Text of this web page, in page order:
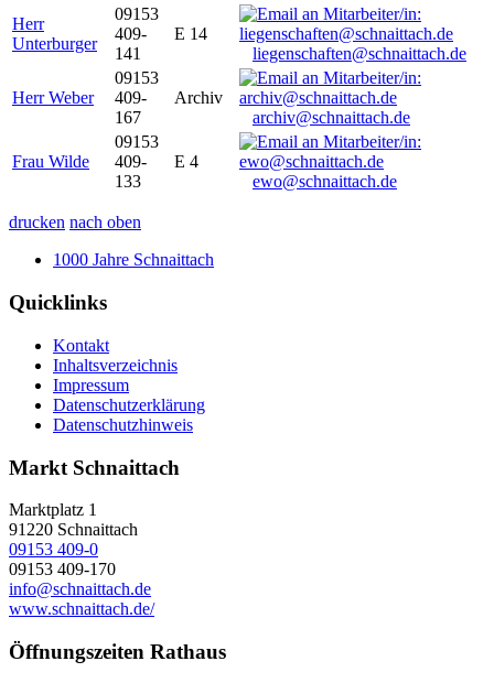
Herr
Unterburger
09153
409-
141
E 14
liegenschaften@schnaittach.de
Herr Weber
09153
409-
167
Archiv
archiv@schnaittach.de
Frau Wilde
09153
409-
133
E 4
ewo@schnaittach.de
drucken nach oben
1000 Jahre Schnaittach
Quicklinks
Kontakt
Inhaltsverzeichnis
Impressum
Datenschutzerklärung
Datenschutzhinweis
Markt Schnaittach
Marktplatz 1
91220 Schnaittach
09153 409-0
09153 409-170
info@schnaittach.de
www.schnaittach.de/
Öffnungszeiten Rathaus